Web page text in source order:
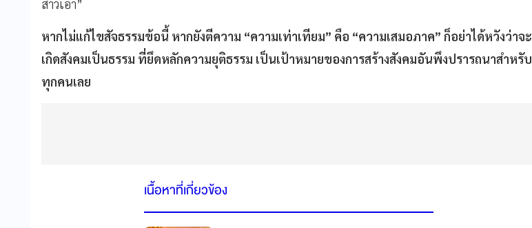
สาวเอา”
หากไม่แก้ไขสัจธรรมข้อนี้ หากยังตีความ “ความเท่าเทียม” คือ “ความเสมอภาค” ก็อย่าได้หวังว่าจะ
เกิดสังคมเป็นธรรม ที่ยึดหลักความยุติธรรม เป็นเป้าหมายของการสร้างสังคมอันพึงปรารถนาสำหรับ
ทุกคนเลย
เนื้อหาที่เกี่ยวข้อง